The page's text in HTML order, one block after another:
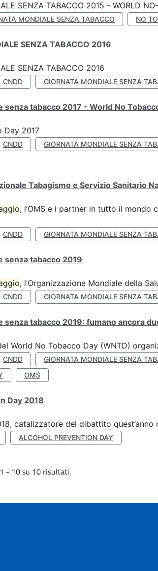
SENZA TABACCO 2015 - WORLD
MONDIALE SENZA TABACCO NO
SENZA TABACCO 2016
SENZA TABACCO 2016
CNDD GIORNATA MONDIALE SENZA
senza tabacco 2017 - World No
Day 2017
CNDD GIORNATA MONDIALE SENZA
Tabagismo e Servizio Sanitario
, l’OMS e i partner in tutto il mondo
CNDD GIORNATA MONDIALE SENZA
senza tabacco 2019
, l’Organizzazione Mondiale della
CNDD GIORNATA MONDIALE SENZA
senza tabacco 2019: fumano ancora
World No Tobacco Day (WNTD)
CNDD GIORNATA MONDIALE SENZA
OMS
Day 2018
catalizzatore del dibattito quest’anno
ALCOHOL PREVENTION DAY
- 10 su 10 risultati.